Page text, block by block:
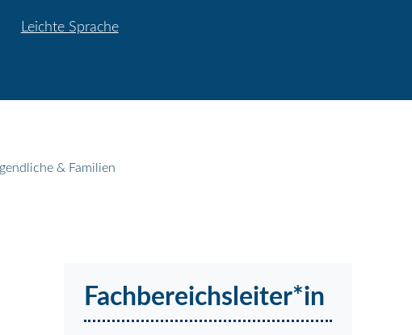
Leichte Sprache
& Familien
Fachbereichsleiter*in